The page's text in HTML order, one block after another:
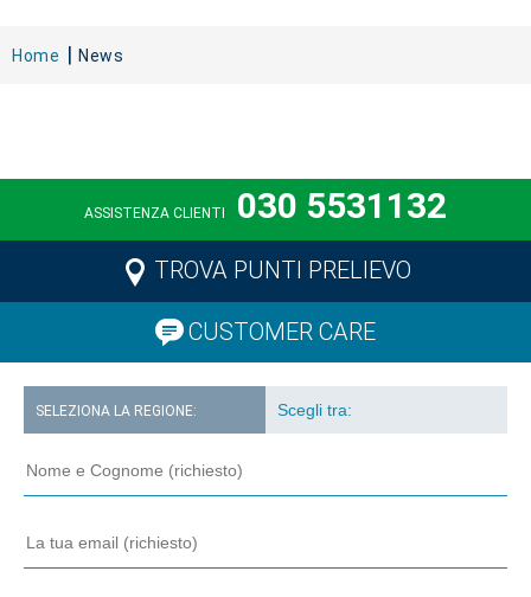
Home News
ASSISTENZA CLIENTI 030 5531132
TROVA PUNTI PRELIEVO
CUSTOMER CARE
SELEZIONA LA REGIONE: